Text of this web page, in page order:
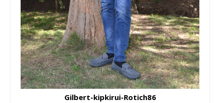
Gilbert-kipkirui-Rotich86